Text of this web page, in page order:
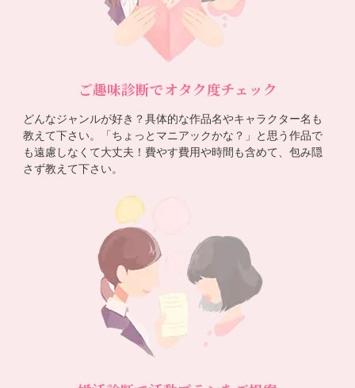
ご趣味診断でオタク度チェック
どんなジャンルが好き？具体的な作品名やキャラクター名も
教えて下さい。「ちょっとマニアックかな？」と思う作品で
も遠慮しなくて大丈夫！費やす費用や時間も含めて、包み隠
さず教えて下さい。